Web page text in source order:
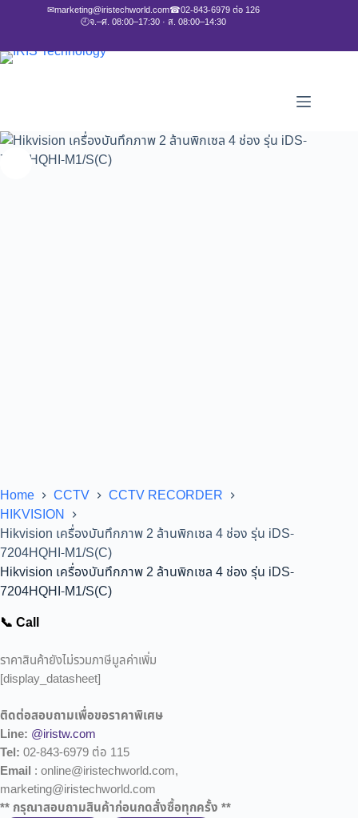
✉marketing@iristechworld.com☎02-843-6979 ต่อ 126
🕘จ.–ศ. 08:00–17:30 · ส. 08:00–14:30
Home CCTV
CCTV RECORDER
HIKVISION
Hikvision เครื่องบันทึกภาพ 2 ล้านพิกเซล 4 ช่อง รุ่น iDS-
7204HQHI-M1/S(C)
Hikvision เครื่องบันทึกภาพ 2 ล้านพิกเซล 4 ช่อง รุ่น iDS-
7204HQHI-M1/S(C)
📞 Call
ราคาสินค้ายังไม่รวมภาษีมูลค่าเพิ่ม
[display_datasheet]
ติดต่อสอบถามเพื่อขอราคาพิเศษ
Line: @iristw.com
Tel: 02-843-6979 ต่อ 115
Email : online@iristechworld.com,
marketing@iristechworld.com
** กรุณาสอบถามสินค้าก่อนกดสั่งซื้อทุกครั้ง **